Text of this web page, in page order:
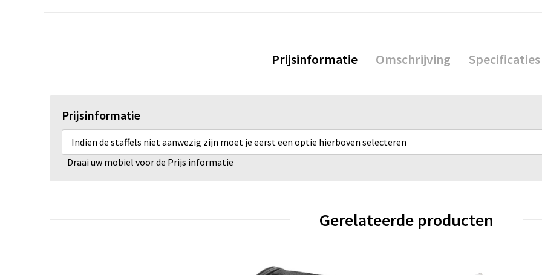
Prijsinformatie Omschrijving Specificaties
Prijsinformatie
Indien de staffels niet aanwezig zijn moet je eerst een optie hierboven selecteren
Draai uw mobiel voor de Prijs informatie
Gerelateerde producten